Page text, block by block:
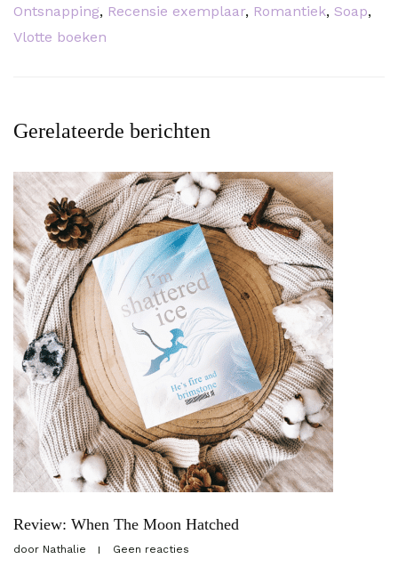
Ontsnapping, Recensie exemplaar, Romantiek, Soap,
Vlotte boeken
Gerelateerde berichten
Review: When The Moon Hatched
door Nathalie Geen reacties